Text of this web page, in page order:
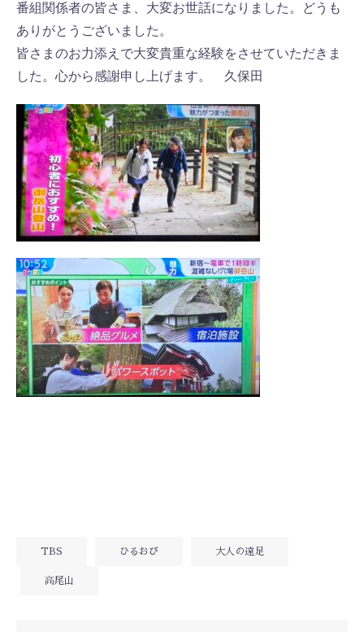
⁡番組関係者の皆さま、大変お世話になりました。どうも
ありがとうございました。
⁡皆さまのお力添えで大変貴重な経験をさせていただきま
した。心から感謝申し上げます。 久保田
TBS ひるおび 大人の遠足
高尾山